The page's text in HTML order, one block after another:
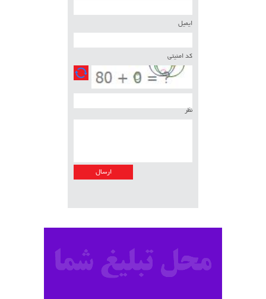
ایمیل
کد امنیتی
نظر